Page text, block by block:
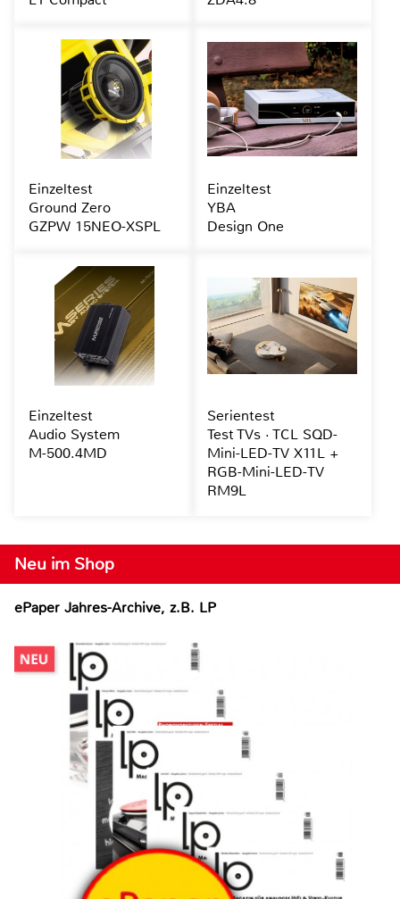
Neu im Shop
ePaper Jahres-Archive, z.B. LP
Einzeltest
Ground Zero
GZPW 15NEO-XSPL
Einzeltest
YBA
Design One
Einzeltest
Audio System
M-500.4MD
Serientest
Test TVs · TCL SQD-
Mini-LED-TV X11L +
RGB-Mini-LED-TV
RM9L